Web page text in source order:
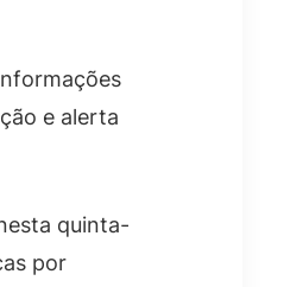
e alerta
quinta-
por